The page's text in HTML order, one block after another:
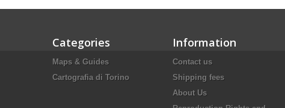
Categories
Maps & Guides
Cartografia di Torino
Information
Contact us
Shipping fees
About Us